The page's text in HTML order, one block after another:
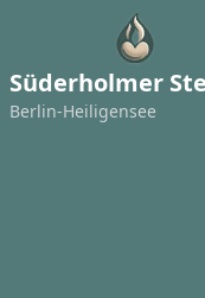
Süderholmer
Berlin-Heiligensee